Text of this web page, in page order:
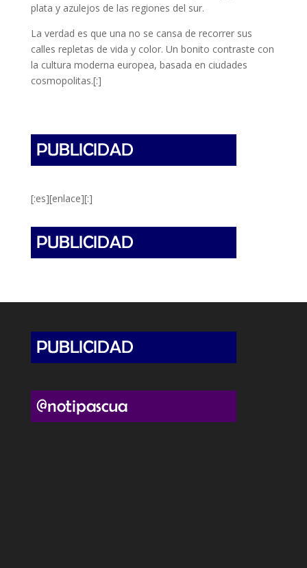
plata y azulejos de las regiones del sur.
La verdad es que una no se cansa de recorrer sus
calles repletas de vida y color. Un bonito contraste con
la cultura moderna europea, basada en ciudades
cosmopolitas.[:]
[:es][enlace][:]